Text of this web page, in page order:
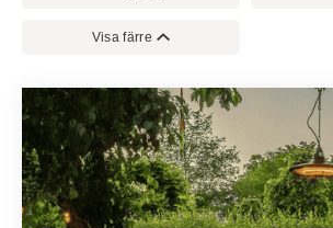
Visa färre